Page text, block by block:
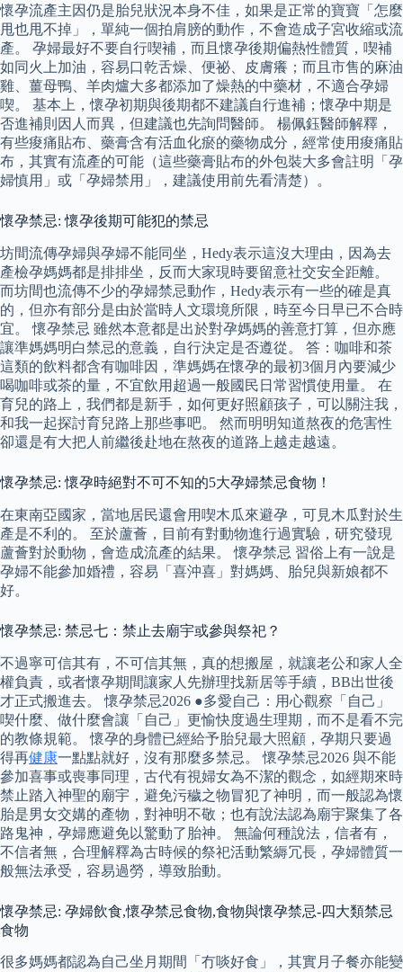
懷孕流產主因仍是胎兒狀況本身不佳，如果是正常的寶寶「怎麼
甩也甩不掉」，單純一個拍肩膀的動作，不會造成子宮收縮或流
產。 孕婦最好不要自行喫補，而且懷孕後期偏熱性體質，喫補
如同火上加油，容易口乾舌燥、便祕、皮膚癢；而且市售的麻油
雞、薑母鴨、羊肉爐大多都添加了燥熱的中藥材，不適合孕婦
喫。 基本上，懷孕初期與後期都不建議自行進補；懷孕中期是
否進補則因人而異，但建議也先詢問醫師。 楊佩鈺醫師解釋，
有些痠痛貼布、藥膏含有活血化瘀的藥物成分，經常使用痠痛貼
布，其實有流產的可能（這些藥膏貼布的外包裝大多會註明「孕
婦慎用」或「孕婦禁用」，建議使用前先看清楚）。
懷孕禁忌: 懷孕後期可能犯的禁忌
坊間流傳孕婦與孕婦不能同坐，Hedy表示這沒大理由，因為去
產檢孕媽媽都是排排坐，反而大家現時要留意社交安全距離。
而坊間也流傳不少的孕婦禁忌動作，Hedy表示有一些的確是真
的，但亦有部分是由於當時人文環境所限，時至今日早已不合時
宜。 懷孕禁忌 雖然本意都是出於對孕媽媽的善意打算，但亦應
讓準媽媽明白禁忌的意義，自行決定是否遵從。 答：咖啡和茶
這類的飲料都含有咖啡因，準媽媽在懷孕的最初3個月內要減少
喝咖啡或茶的量，不宜飲用超過一般國民日常習慣使用量。 在
育兒的路上，我們都是新手，如何更好照顧孩子，可以關注我，
和我一起探討育兒路上那些事吧。 然而明明知道熬夜的危害性
卻還是有大把人前繼後赴地在熬夜的道路上越走越遠。
懷孕禁忌: 懷孕時絕對不可不知的5大孕婦禁忌食物！
在東南亞國家，當地居民還會用喫木瓜來避孕，可見木瓜對於生
產是不利的。 至於蘆薈，目前有對動物進行過實驗，研究發現
蘆薈對於動物，會造成流產的結果。 懷孕禁忌 習俗上有一說是
孕婦不能參加婚禮，容易「喜沖喜」對媽媽、胎兒與新娘都不
好。
懷孕禁忌: 禁忌七：禁止去廟宇或參與祭祀？
不過寧可信其有，不可信其無，真的想搬屋，就讓老公和家人全
權負責，或者懷孕期間讓家人先辦理找新居等手續，BB出世後
才正式搬進去。 懷孕禁忌2026 ●多愛自己：用心觀察「自己」
喫什麼、做什麼會讓「自己」更愉快度過生理期，而不是看不完
的教條規範。 懷孕的身體已經給予胎兒最大照顧，孕期只要過
得再健康一點點就好，沒有那麼多禁忌。 懷孕禁忌2026 與不能
參加喜事或喪事同理，古代有視婦女為不潔的觀念，如經期來時
禁止踏入神聖的廟宇，避免污穢之物冒犯了神明，而一般認為懷
胎是男女交媾的產物，對神明不敬；也有說法認為廟宇聚集了各
路鬼神，孕婦應避免以驚動了胎神。 無論何種說法，信者有，
不信者無，合理解釋為古時候的祭祀活動繁縟冗長，孕婦體質一
般無法承受，容易過勞，導致胎動。
懷孕禁忌: 孕婦飲食,懷孕禁忌食物,食物與懷孕禁忌-四大類禁忌
食物
很多媽媽都認為自己坐月期間「冇啖好食」，其實月子餐亦能變